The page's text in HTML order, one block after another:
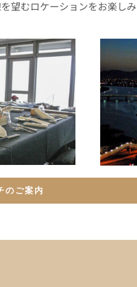
望むロケーションをお楽し
のご案内